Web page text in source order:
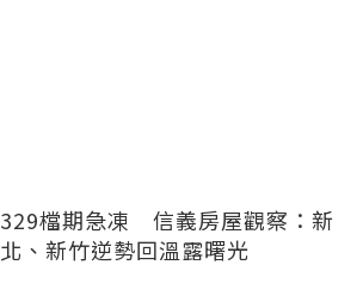
329檔期急凍 信義房屋觀察：新
北、新竹逆勢回溫露曙光